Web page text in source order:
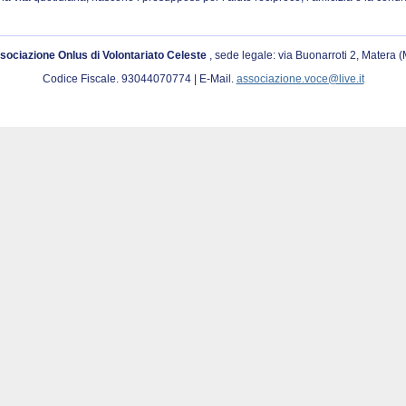
Onlus di Volontariato Celeste , sede legale: via Buonarroti 2, Matera
Codice Fiscale. 93044070774 | E-Mail. associazione.voce@live.it